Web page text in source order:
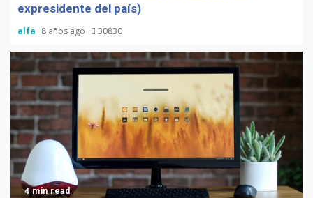
expresidente del país)
alfa 8 años ago 30830
4 min read